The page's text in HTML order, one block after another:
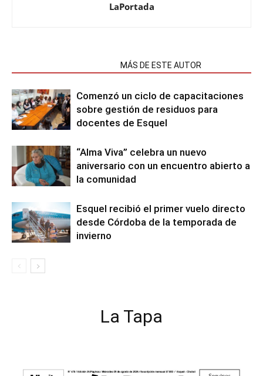
LaPortada
MÁS DE ESTE AUTOR
Comenzó un ciclo de capacitaciones
sobre gestión de residuos para
docentes de Esquel
“Alma Viva” celebra un nuevo
aniversario con un encuentro abierto a
la comunidad
Esquel recibió el primer vuelo directo
desde Córdoba de la temporada de
invierno
La Tapa